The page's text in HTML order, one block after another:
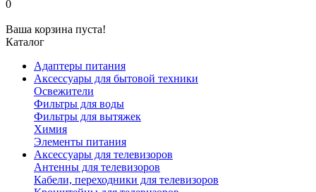
0
Ваша корзина пуста!
Каталог
Адаптеры питания
Аксессуары для бытовой техники
Освежители
Фильтры для воды
Фильтры для вытяжек
Химия
Элементы питания
Аксессуары для телевизоров
Антенны для телевизоров
Кабели, переходники для телевизоров